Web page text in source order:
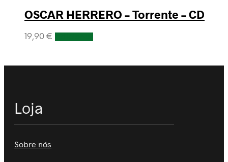
OSCAR HERRERO – Torrente – CD
19,90 €
Loja
Sobre nós